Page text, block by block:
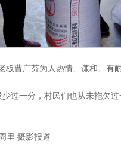
板曹广芬为人热情、谦和、有
一分，村民们也从未拖欠过
摄影报道